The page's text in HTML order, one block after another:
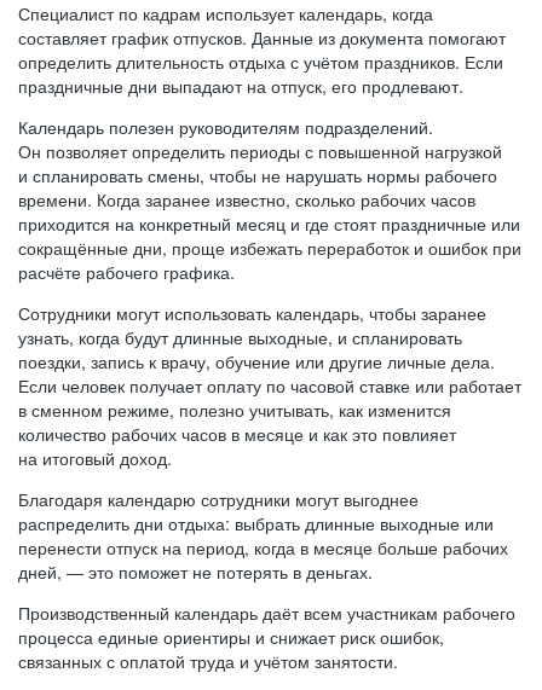
Специалист по кадрам использует календарь, когда
составляет график отпусков. Данные из документа помогают
определить длительность отдыха с учётом праздников. Если
праздничные дни выпадают на отпуск, его продлевают.
Календарь полезен руководителям подразделений.
Он позволяет определить периоды с повышенной нагрузкой
и спланировать смены, чтобы не нарушать нормы рабочего
времени. Когда заранее известно, сколько рабочих часов
приходится на конкретный месяц и где стоят праздничные или
сокращённые дни, проще избежать переработок и ошибок при
расчёте рабочего графика.
Сотрудники могут использовать календарь, чтобы заранее
узнать, когда будут длинные выходные, и спланировать
поездки, запись к врачу, обучение или другие личные дела.
Если человек получает оплату по часовой ставке или работает
в сменном режиме, полезно учитывать, как изменится
количество рабочих часов в месяце и как это повлияет
на итоговый доход.
Благодаря календарю сотрудники могут выгоднее
распределить дни отдыха: выбрать длинные выходные или
перенести отпуск на период, когда в месяце больше рабочих
дней, — это поможет не потерять в деньгах.
Производственный календарь даёт всем участникам рабочего
процесса единые ориентиры и снижает риск ошибок,
связанных с оплатой труда и учётом занятости.